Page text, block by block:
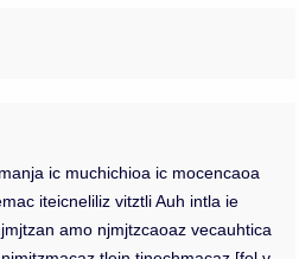
ic muchichioa ic mocencaoa
iteicneliliz vitztli Auh intla ie
amo njmjtzcaoaz vecauhtica